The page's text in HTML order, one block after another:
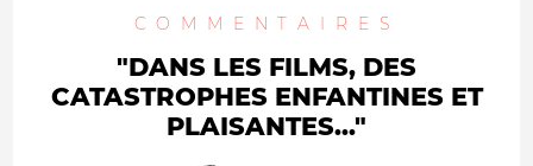
COMMENTAIRES
"DANS LES FILMS, DES
CATASTROPHES ENFANTINES ET
PLAISANTES..."